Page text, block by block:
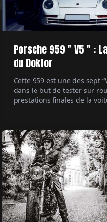
Porsche 959 " V5 " :
du Doktor
Cette 959 est une des sept
dans le but de tester sur
prestations finales de la
technologique des années
démontre à l'époque à quel
possible de pousser à
capable une […]